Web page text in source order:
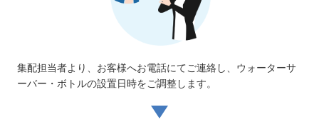
集配担当者より、お客様へお電話にてご連絡し、ウォーターサ
ーバー・ボトルの設置日時をご調整します。